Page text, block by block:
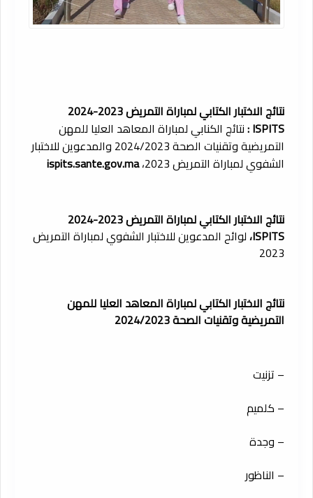
نتائج الاختبار الكتابي لمباراة التمريض 2023-2024
ISPITS
:نتائج الكنابي لمباراة المعاهد العليا للمهن
التمريضية وتقنيات الصحة 2024/2023 والمدعوين للاختبار
الشفوي لمباراة التمريض 2023،
ispits.sante.gov.ma
نتائج الاختبار الكتابي لمباراة التمريض 2023-2024
ISPITS، لوائح المدعوين للاختبار الشفوي لمباراة التمريض
2023
نتائج الاختبار الكتابي لمباراة المعاهد العليا للمهن
التمريضية وتقنيات الصحة 2024/2023
– تزنيت
– كلميم
– وجدة
– الناظور